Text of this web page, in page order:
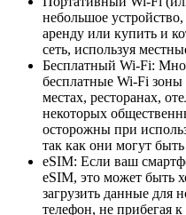
небольшое
аренду или купить и
сеть, используя
Бесплатный Wi-Fi:
бесплатные Wi-Fi
местах, ресторанах,
некоторых
осторожны при
так как они могут
eSIM: Если ваш
eSIM, это может быть
загрузить данные для
телефон, не прибегая